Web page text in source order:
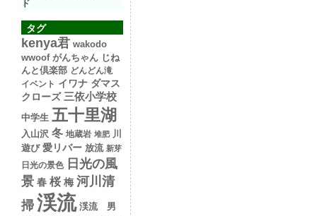
ド
タグ
kenya君 wakodo
wwoof がんちゃん じね
んと倶楽部 どんどん滝
イベント イワナ ダマス
クローズ 三依小学校
中学生 五十里湖
入山沢 冬 地蔵岩 堆肥 川
遊び 愛リバー 放流 新芽
日光の景色
日光の風
景 春 桜 梅 河川清
掃渓流 渓流 男